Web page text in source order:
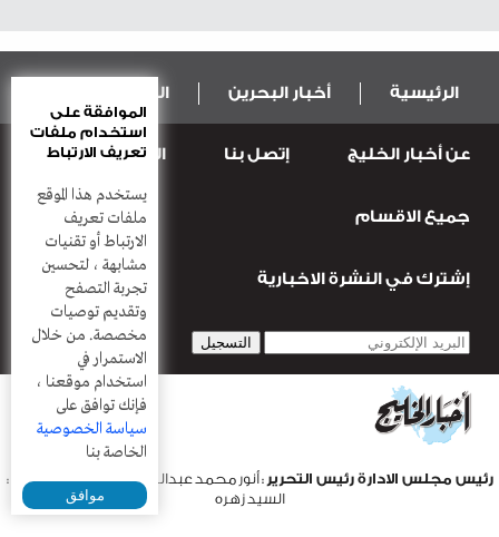
الرئيسية أخبار البحرين المال و الاقتصاد
عربية ودولية الرياضة
قضـايــا وحـــوادث أعمدة
عن أخبار الخليج إتصل بنا المطبعة
جميع الاقسام
إشترك في النشرة الاخبارية
رئيس مجلس الادارة رئيس التحرير : أنور محمد عبدالرحمن |مدير التحرير :
السيد زهره
الموافقة على
استخدام ملفات
تعريف الارتباط
يستخدم هذا الموقع
ملفات تعريف
الارتباط أو تقنيات
مشابهة ، لتحسين
تجربة التصفح
وتقديم توصيات
مخصصة. من خلال
الاستمرار في
استخدام موقعنا ،
فإنك توافق على
سياسة الخصوصية
الخاصة بنا
موافق